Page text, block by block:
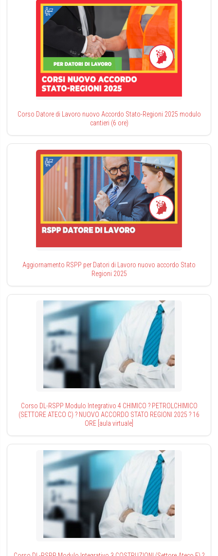
Corso Datore di Lavoro nuovo Accordo Stato-Regioni 2025 modulo
cantieri (6 ore)
Aggiornamento RSPP per Datori di Lavoro nuovo accordo Stato
Regioni 2025
Corso DL-RSPP Modulo Integrativo 4 CHIMICO ? PETROLCHIMICO
(SETTORE ATECO C) ? NUOVO ACCORDO STATO REGIONI 2025 ? 16
ORE [aula virtuale]